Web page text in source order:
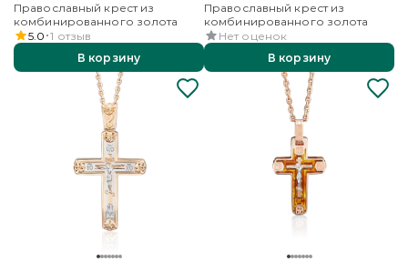
Православный крест из
комбинированного золота
5.0 1 отзыв
В корзину
Православный крест из
комбинированного золота
Нет оценок
В корзину